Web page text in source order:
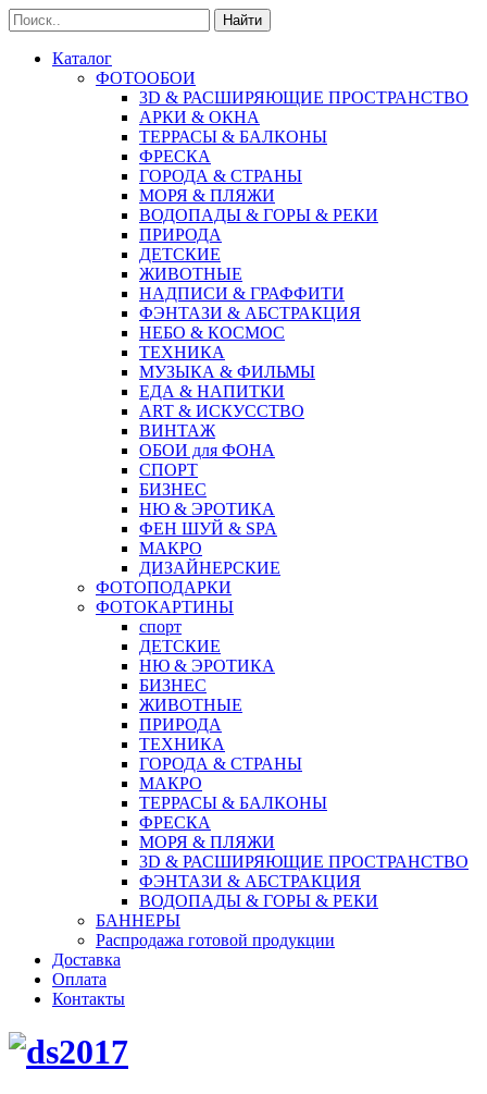
Найти
Каталог
ФОТООБОИ
3D & РАСШИРЯЮЩИЕ ПРОСТРАНСТВО
АРКИ & ОКНА
ТЕРРАСЫ & БАЛКОНЫ
ФРЕСКА
ГОРОДА & СТРАНЫ
МОРЯ & ПЛЯЖИ
ВОДОПАДЫ & ГОРЫ & РЕКИ
ПРИРОДА
ДЕТСКИЕ
ЖИВОТНЫЕ
НАДПИСИ & ГРАФФИТИ
ФЭНТАЗИ & АБСТРАКЦИЯ
НЕБО & КОСМОС
ТЕХНИКА
МУЗЫКА & ФИЛЬМЫ
ЕДА & НАПИТКИ
ART & ИСКУССТВО
ВИНТАЖ
ОБОИ для ФОНА
СПОРТ
БИЗНЕС
НЮ & ЭРОТИКА
ФЕН ШУЙ & SPA
МАКРО
ДИЗАЙНЕРСКИЕ
ФОТОПОДАРКИ
ФОТОКАРТИНЫ
спорт
ДЕТСКИЕ
НЮ & ЭРОТИКА
БИЗНЕС
ЖИВОТНЫЕ
ПРИРОДА
ТЕХНИКА
ГОРОДА & СТРАНЫ
МАКРО
ТЕРРАСЫ & БАЛКОНЫ
ФРЕСКА
МОРЯ & ПЛЯЖИ
3D & РАСШИРЯЮЩИЕ ПРОСТРАНСТВО
ФЭНТАЗИ & АБСТРАКЦИЯ
ВОДОПАДЫ & ГОРЫ & РЕКИ
БАННЕРЫ
Распродажа готовой продукции
Доставка
Оплата
Контакты